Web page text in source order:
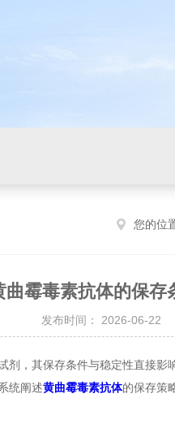
您的位
曲霉毒素抗体的保存
发布时间： 2026-06-
，其保存条件与稳定性直接影
统阐述黄曲霉毒素抗体的保存策